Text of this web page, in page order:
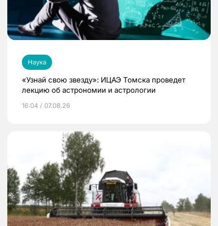
Наука
«Узнай свою звезду»: ИЦАЭ Томска проведет
лекцию об астрономии и астрологии
16:04 / 07.08.26